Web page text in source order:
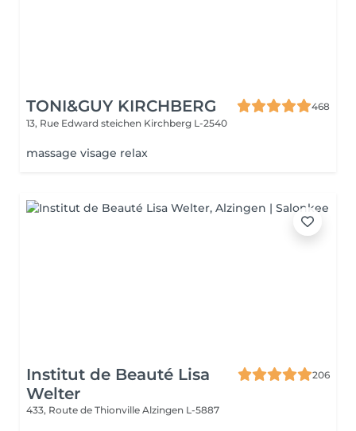
TONI&GUY KIRCHBERG
468
13, Rue Edward steichen Kirchberg L-2540
massage visage relax
Institut de Beauté Lisa
Welter
206
433, Route de Thionville Alzingen L-5887